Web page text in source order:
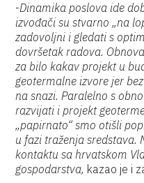
-Dinamika poslova ide
izvođači su stvarno „na
zadovoljni i gledati s
dovršetak radova.
za bilo kakav projekt u
geotermalne izvore jer
na snazi. Paralelno s
razvijati i projekt
„papirnato“ smo otišli
u fazi traženja sredstava.
kontaktu sa hrvatskom
gospodarstva, kazao je i